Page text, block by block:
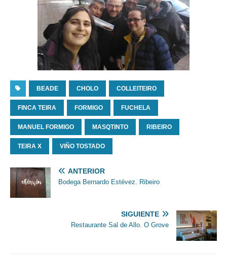
BEADE CHOLO COLLEITEIRO
FINCA TEIRA FORMIGO FUCHELA
MANUEL FORMIGO MASQTINTO RIBEIRO
TEIRA X VIÑO TOSTADO
ANTERIOR
Bodega Bernardo Estévez. Ribeiro
SIGUIENTE
Restaurante Sal de Allo. O Grove